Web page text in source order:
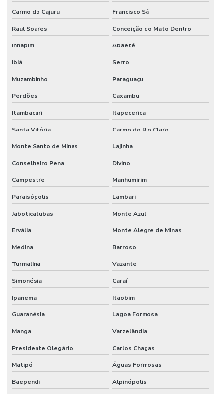
Carmo do Cajuru Francisco Sá
Raul Soares Conceição do Mato Dentro
Inhapim Abaeté
Ibiá Serro
Muzambinho Paraguaçu
Perdões Caxambu
Itambacuri Itapecerica
Santa Vitória Carmo do Rio Claro
Monte Santo de Minas Lajinha
Conselheiro Pena Divino
Campestre Manhumirim
Paraisópolis Lambari
Jaboticatubas Monte Azul
Ervália Monte Alegre de Minas
Medina Barroso
Turmalina Vazante
Simonésia Caraí
Ipanema Itaobim
Guaranésia Lagoa Formosa
Manga Varzelândia
Presidente Olegário Carlos Chagas
Matipó Águas Formosas
Baependi Alpinópolis